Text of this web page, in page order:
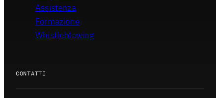
Assistenza
Formazione
Whistleblowing
CONTATTI